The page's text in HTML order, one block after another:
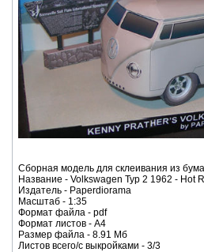
Сборная модель для склеивания из
Название - Volkswagen Typ 2 1962 - Hot
Издатель - Paperdiorama
Масштаб - 1:35
Формат файла - pdf
Формат листов - A4
Размер файла - 8.91 Мб
Листов всего/с выкройками - 3/3